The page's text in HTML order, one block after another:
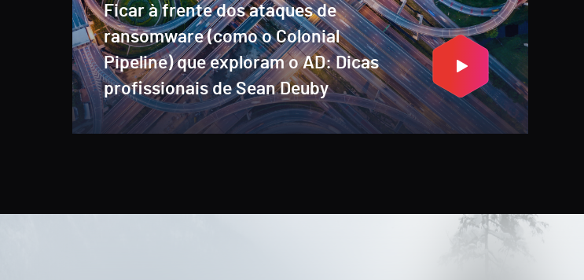
Ficar à frente dos ataques de
ransomware (como o Colonial
Pipeline) que exploram o AD: Dicas
profissionais de Sean Deuby